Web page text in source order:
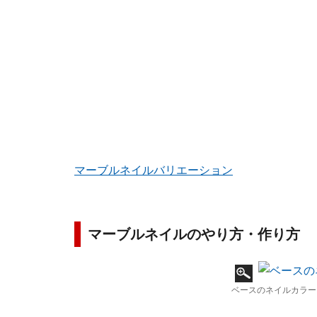
マーブルネイルバリエーション
マーブルネイルのやり方・作り方
ベースのネイルカラ